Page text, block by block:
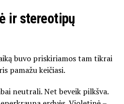
ir stereotipų
buvo priskiriamos tam tikrai
pamažu keičiasi.
neutrali. Net beveik pilkšva.